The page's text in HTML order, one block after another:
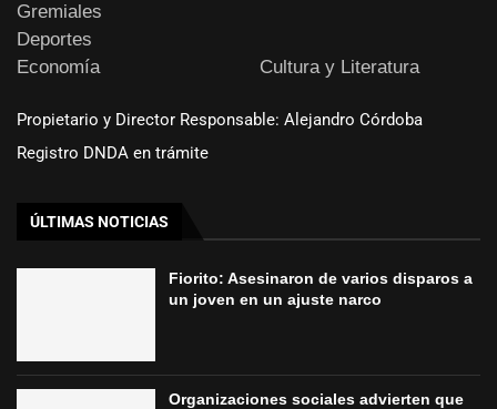
Gremiales
Deportes
Economía
Cultura y Literatura
Propietario y Director Responsable: Alejandro Córdoba
Registro DNDA en trámite
ÚLTIMAS NOTICIAS
Fiorito: Asesinaron de varios disparos a
un joven en un ajuste narco
Organizaciones sociales advierten que